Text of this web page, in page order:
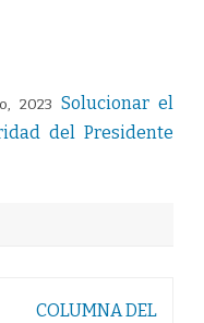
2023 Solucionar el
del Presidente
COLUMNA DEL